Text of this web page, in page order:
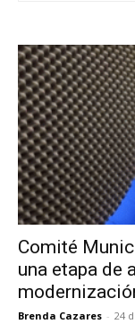
Comité
una etapa de
Brenda Cazares - 24